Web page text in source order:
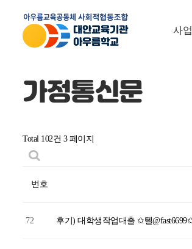
사
가정통신문
Total 102건 3 페이지
번호
72 후기) 대학생작업대출 ✩텔